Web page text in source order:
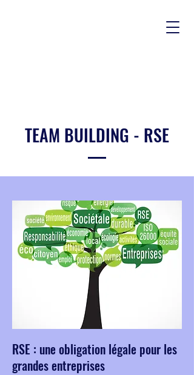
TEAM BUILDING - RSE
RSE : une obligation légale pour les
grandes entreprises